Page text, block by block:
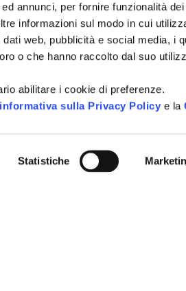
annunci, per fornire funzionalità
informazioni sul modo in cui
web, pubblicità e social media, i
o che hanno raccolto dal suo
abilitare i cookie di preferenze.
sulla Privacy Policy e la
Statistiche
Consenso
newsletter
Si, voglio iscrivermi
città, idee per i
vivere Cattolica in ogni
Acconsento al
definito all'interno delle
CAPTCHA